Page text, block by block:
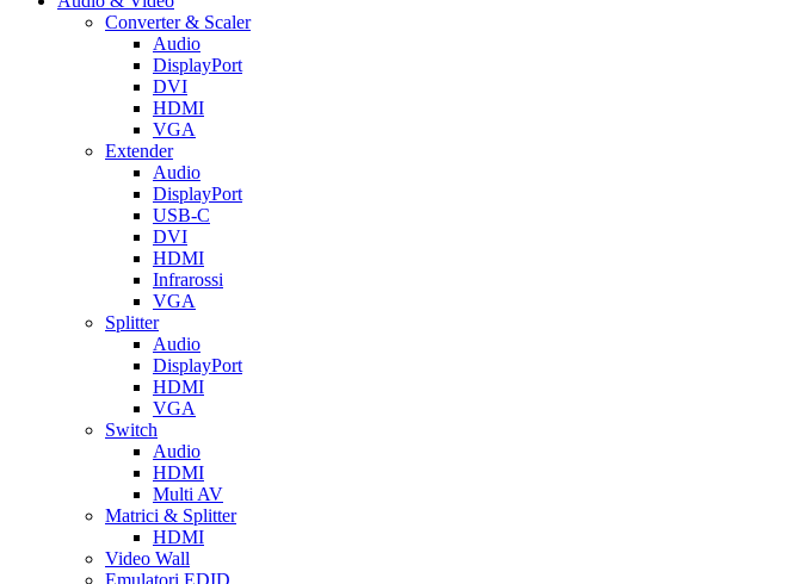
Converter & Scaler
Audio
DisplayPort
DVI
HDMI
VGA
Extender
Audio
DisplayPort
USB-C
DVI
HDMI
Infrarossi
VGA
Splitter
Audio
DisplayPort
HDMI
VGA
Switch
Audio
HDMI
Multi AV
Matrici & Splitter
HDMI
Video Wall
Emulatori EDID